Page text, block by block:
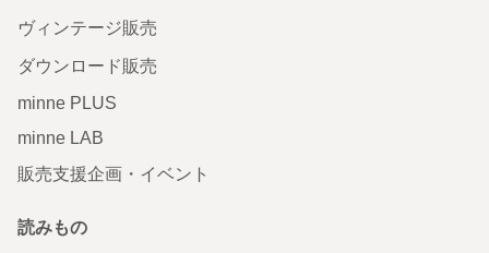
ヴィンテージ販売
ダウンロード販売
minne PLUS
minne LAB
販売支援企画・イベント
読みもの